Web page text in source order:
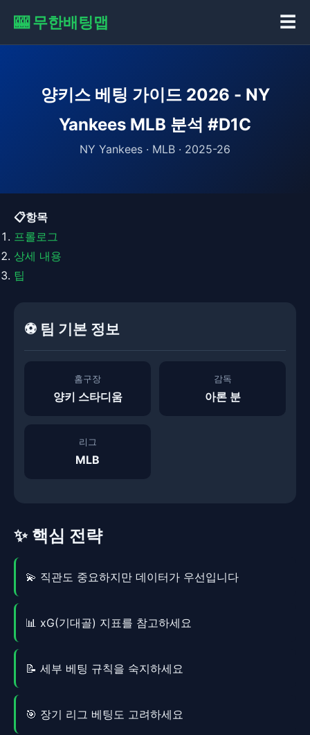
🎰 무한배팅맵 ☰
양키스 베팅 가이드 2026 - NY
Yankees MLB 분석 #D1C
NY Yankees · MLB · 2025-26
📋항목
프롤로그
상세 내용
팁
⚽ 팀 기본 정보
홈구장
양키 스타디움
감독
아론 분
리그
MLB
✨ 핵심 전략
💫 직관도 중요하지만 데이터가 우선입니다
📊 xG(기대골) 지표를 참고하세요
📝 세부 베팅 규칙을 숙지하세요
🎯 장기 리그 베팅도 고려하세요